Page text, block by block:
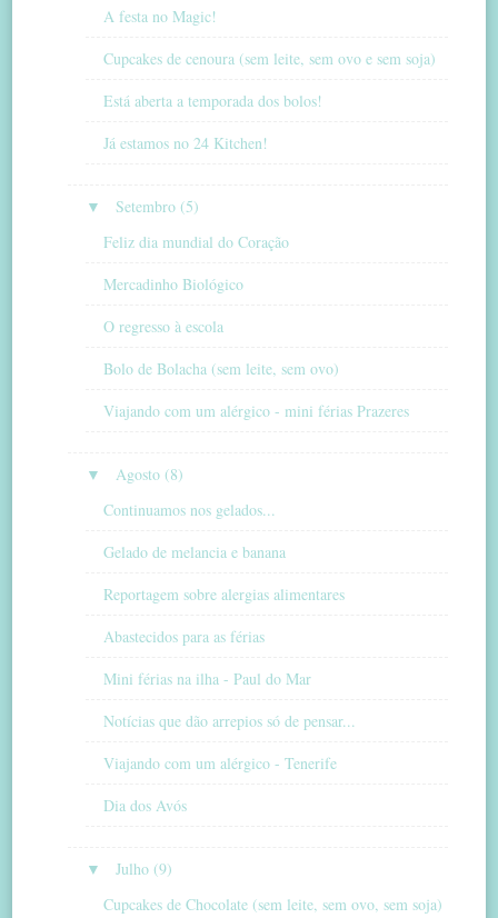
A festa no Magic!
Cupcakes de cenoura (sem leite, sem ovo e sem soja)
Está aberta a temporada dos bolos!
Já estamos no 24 Kitchen!
▼
Setembro (5)
Feliz dia mundial do Coração
Mercadinho Biológico
O regresso à escola
Bolo de Bolacha (sem leite, sem ovo)
Viajando com um alérgico - mini férias Prazeres
▼
Agosto (8)
Continuamos nos gelados...
Gelado de melancia e banana
Reportagem sobre alergias alimentares
Abastecidos para as férias
Mini férias na ilha - Paul do Mar
Notícias que dão arrepios só de pensar...
Viajando com um alérgico - Tenerife
Dia dos Avós
▼
Julho (9)
Cupcakes de Chocolate (sem leite, sem ovo, sem soja)